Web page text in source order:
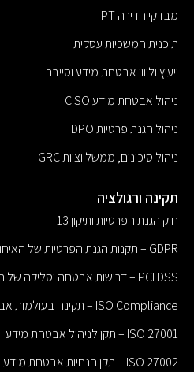
מבדקי חדירה PT
תוכנית המשכיות עסקית
ייעוץ וליווי אבטחת מידע וסייבר
ניהול אבטחת מידע CISO
ניהול הגנת פרטיות DPO
ניהול סיכונים, ממשל וציות GRC
תקינה ורגולציה
חוק הגנת הפרטיות ותיקון 13
GDPR – תקנות הגנת הפרטיות של האיחוד האירופי
PCI DSS – דרישות אבטחה וסליקה של חברות אשראי
ISO Compliance – תקינה בעולמות אבטחת המידע
ISO 27001 – תקן לניהול אבטחת מידע
ISO 27002 – תקן הנחיות אבטחת מידע